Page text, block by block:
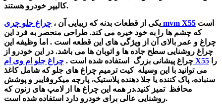
کالیپر خودرو هستند.
یکی از قطعات بدنه که زیبایی آن ، چراغ جلو چری mvm X55
که چشم ها را به خود خیره می کند. طراحی منحصر به فرد این
چراغ و عمر بالای آن از ویژگی های این قطعه است . اما وظیفه این
چراغ روشنایی سطح جاده ها و اتوبان ها می باشد. در این خودرو از
چراغ پیشانی بزرگ استفاده شده است . چراغ جلو ام وی ام X55
می توانید با این وسیلهکیت ترمیم چراغ های جلو که شامل کاغذ
سنباده، پاک کننده یا جلا دهنده پلاستیک، پارچه میکروفایبر و پوشش
محافظ تمیز کنید.در همه این چراغ ها از لامپ های زنون که
روشنایی عالی برای خودرو دارد استفاده شده است.